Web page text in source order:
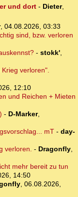
und dort- Dieter,
, 04.08.2026, 03:33
sind, bzw. verloren
- stokk',
verloren".
12:10
und Reichen + Mieten
- D-Marker,
mT- day-
verloren. - Dragonfly,
mehr bereit zu tun
14:50
, 06.08.2026,